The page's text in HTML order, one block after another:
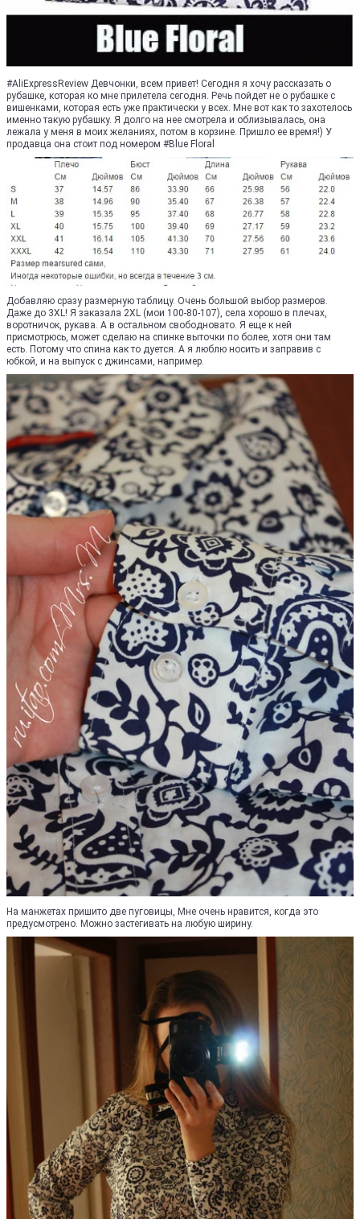
#AliExpressReview Девчонки, всем привет! Сегодня я хочу рассказать о
рубашке, которая ко мне прилетела сегодня. Речь пойдет не о рубашке с
вишенками, которая есть уже практически у всех. Мне вот как то захотелось
именно такую рубашку. Я долго на нее смотрела и облизывалась, она
лежала у меня в моих желаниях, потом в корзине. Пришло ее время!) У
продавца она стоит под номером #Blue Floral
Добавляю сразу размерную таблицу. Очень большой выбор размеров.
Даже до 3XL! Я заказала 2XL (мои 100-80-107), села хорошо в плечах,
воротничок, рукава. А в остальном свободновато. Я еще к ней
присмотрюсь, может сделаю на спинке выточки по более, хотя они там
есть. Потому что спина как то дуется. А я люблю носить и заправив с
юбкой, и на выпуск с джинсами, например.
На манжетах пришито две пуговицы, Мне очень нравится, когда это
предусмотрено. Можно застегивать на любую ширину.